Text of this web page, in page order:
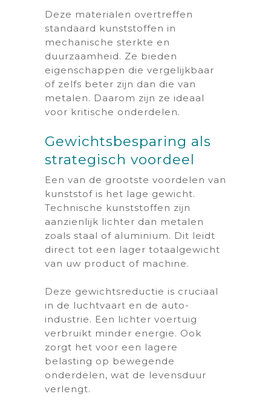
Deze materialen overtreffen
standaard kunststoffen in
mechanische sterkte en
duurzaamheid. Ze bieden
eigenschappen die vergelijkbaar
of zelfs beter zijn dan die van
metalen. Daarom zijn ze ideaal
voor kritische onderdelen.
Gewichtsbesparing als
strategisch voordeel
Een van de grootste voordelen van
kunststof is het lage gewicht.
Technische kunststoffen zijn
aanzienlijk lichter dan metalen
zoals staal of aluminium. Dit leidt
direct tot een lager totaalgewicht
van uw product of machine.
Deze gewichtsreductie is cruciaal
in de luchtvaart en de auto-
industrie. Een lichter voertuig
verbruikt minder energie. Ook
zorgt het voor een lagere
belasting op bewegende
onderdelen, wat de levensduur
verlengt.